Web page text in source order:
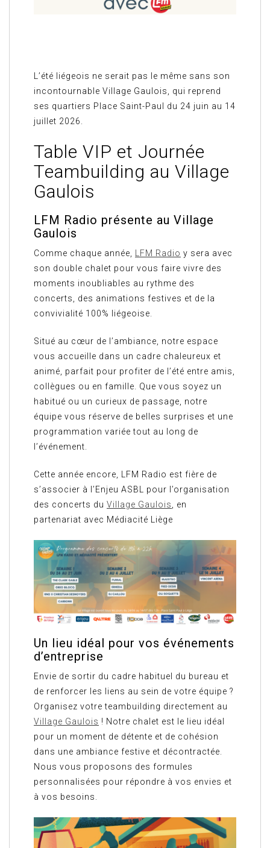
L’été liégeois ne serait pas le même sans son
incontournable Village Gaulois, qui reprend
ses quartiers Place Saint-Paul du 24 juin au 14
juillet 2026.
Table VIP et Journée
Teambuilding au Village
Gaulois
LFM Radio présente au Village
Gaulois
Comme chaque année, LFM Radio y sera avec
son double chalet pour vous faire vivre des
moments inoubliables au rythme des
concerts, des animations festives et de la
convivialité 100% liégeoise.
Situé au cœur de l’ambiance, notre espace
vous accueille dans un cadre chaleureux et
animé, parfait pour profiter de l’été entre amis,
collègues ou en famille. Que vous soyez un
habitué ou un curieux de passage, notre
équipe vous réserve de belles surprises et une
programmation variée tout au long de
l’événement.
Cette année encore, LFM Radio est fière de
s’associer à l’Enjeu ASBL pour l’organisation
des concerts du Village Gaulois
, en
partenariat avec Médiacité Liège
Un lieu idéal pour vos événements
d’entreprise
Envie de sortir du cadre habituel du bureau et
de renforcer les liens au sein de votre équipe ?
Organisez votre teambuilding directement au
Village Gaulois ! Notre chalet est le lieu idéal
pour un moment de détente et de cohésion
dans une ambiance festive et décontractée.
Nous vous proposons des formules
personnalisées pour répondre à vos envies et
à vos besoins.